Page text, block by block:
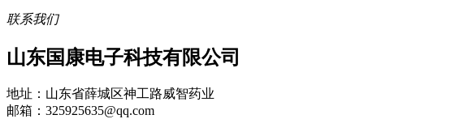
联系我们
山东国康电子科技有限公司
地址：山东省薛城区神工路威智药业
邮箱：325925635@qq.com